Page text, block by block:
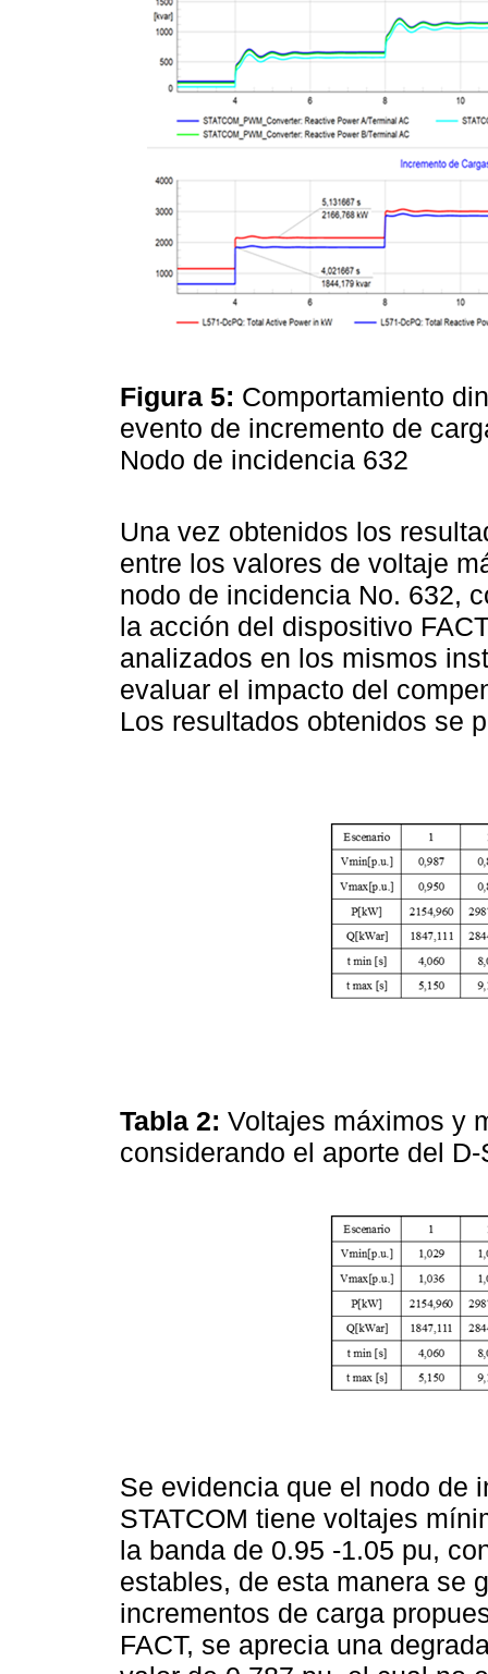
Figura 5: Comportamiento
evento de incremento de
Nodo de incidencia 632
Una vez obtenidos los
entre los valores de voltaje
nodo de incidencia No. 632,
la acción del dispositivo
analizados en los mismos
evaluar el impacto del
Los resultados obtenidos se
Tabla 2: Voltajes máximos y
considerando el aporte del
Se evidencia que el nodo de
STATCOM tiene voltajes
la banda de 0.95 -1.05 pu,
estables, de esta manera se
incrementos de carga
FACT, se aprecia una